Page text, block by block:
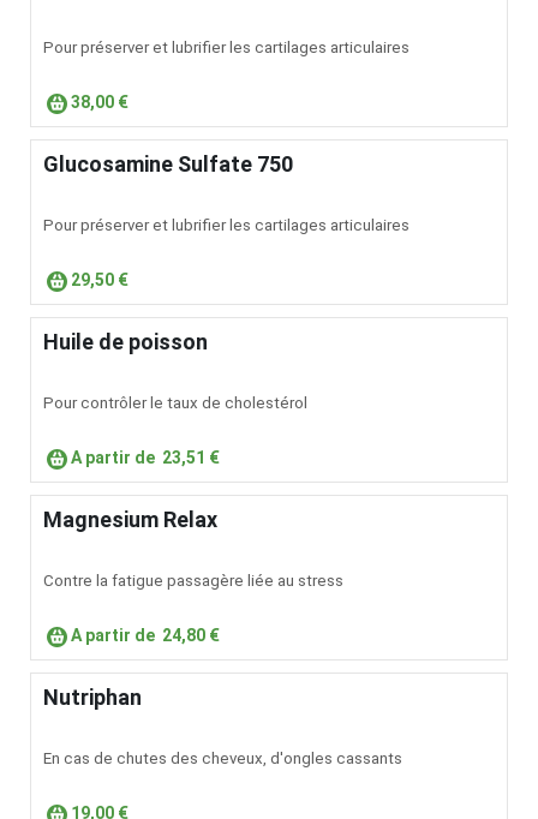
Pour préserver et lubrifier les cartilages articulaires
38,00 €
Glucosamine Sulfate 750
Pour préserver et lubrifier les cartilages articulaires
29,50 €
Huile de poisson
Pour contrôler le taux de cholestérol
A partir de 23,51 €
Magnesium Relax
Contre la fatigue passagère liée au stress
A partir de 24,80 €
Nutriphan
En cas de chutes des cheveux, d'ongles cassants
19,00 €